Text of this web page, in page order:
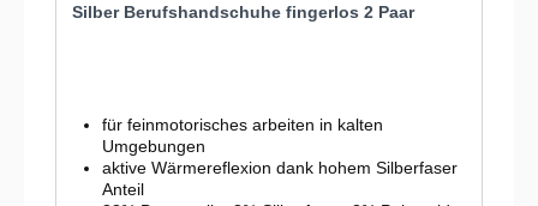
Silber Berufshandschuhe fingerlos 2 Paar
für feinmotorisches arbeiten in kalten
Umgebungen
aktive Wärmereflexion dank hohem Silberfaser
Anteil